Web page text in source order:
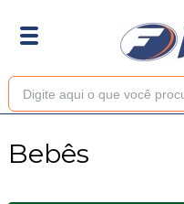
Bebês